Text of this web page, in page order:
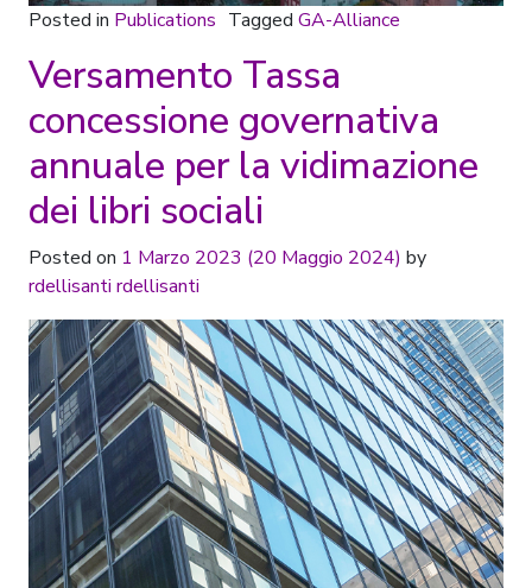
Posted in Publications Tagged GA-Alliance
Versamento Tassa
concessione governativa
annuale per la vidimazione
dei libri sociali
Posted on 1 Marzo 2023 (20 Maggio 2024) by
rdellisanti rdellisanti